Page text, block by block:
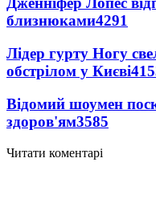
близнюками4291
Лідер гурту Ногу
обстрілом у Києві
Відомий шоумен
здоров'ям3585
Читати коментарі